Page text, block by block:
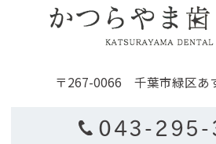
〒267-0066 千葉市緑区あ
043-